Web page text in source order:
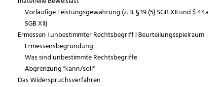
Vorläufige Leistungsgewährung (z. B. § 19 (5) SGB XII und $ 44a
SGB XII)
Ermessen I unbestimmter Rechtsbegriff I Beurteilungsspielraum
Ermessensbegründung
Was sind unbestimmte Rechtsbegriffe
Abgrenzung "kann/soll"
Das Widerspruchsverfahren